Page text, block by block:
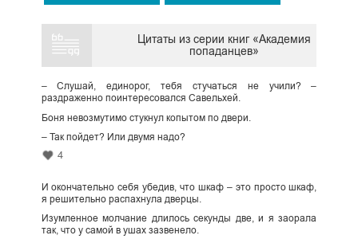
Цитаты из серии книг «Академия
попаданцев»
– Слушай, единорог, тебя стучаться не учили? –
раздраженно поинтересовался Савельхей.
Боня невозмутимо стукнул копытом по двери.
– Так пойдет? Или двумя надо?
4
И окончательно себя убедив, что шкаф – это просто шкаф,
я решительно распахнула дверцы.
Изумленное молчание длилось секунды две, и я заорала
так, что у самой в ушах зазвенело.